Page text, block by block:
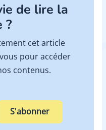
de lire la
?
cet article
pour accéder
contenus.
S'abonner